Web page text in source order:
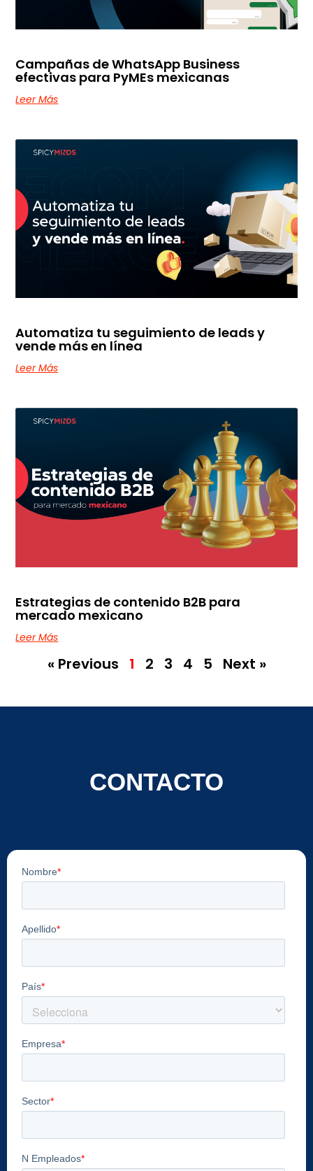
Campañas de WhatsApp Business
efectivas para PyMEs mexicanas
Leer Más
Automatiza tu seguimiento de leads y
vende más en línea
Leer Más
Estrategias de contenido B2B para
mercado mexicano
Leer Más
« Previous 1 2 3 4 5 Next »
CONTACTO